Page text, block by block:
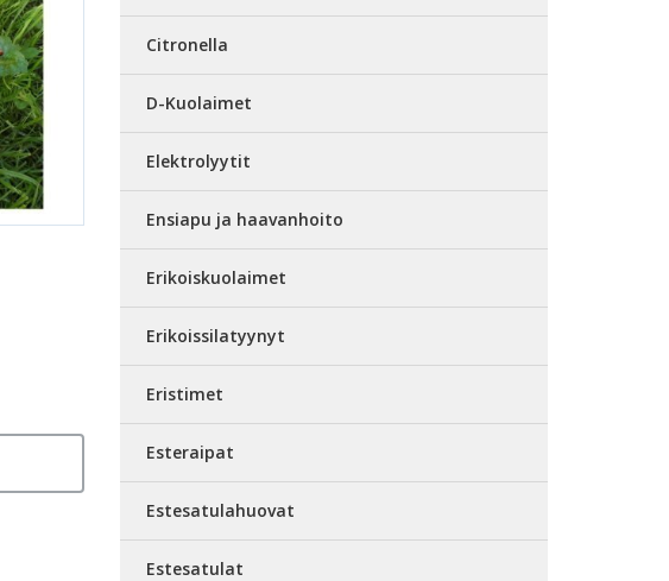
Citronella
D-Kuolaimet
Elektrolyytit
Ensiapu ja haavanhoito
Erikoiskuolaimet
Erikoissilatyynyt
Eristimet
Esteraipat
Estesatulahuovat
Estesatulat